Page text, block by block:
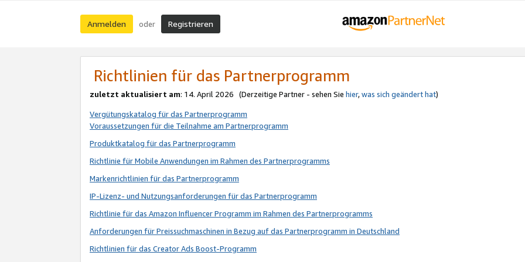
Anmelden oder Registrieren
Richtlinien für das Partnerprogramm
zuletzt aktualisiert am: 14. April 2026 (Derzeitige Partner - sehen Sie hier,was sich geändert hat)
Vergütungskatalog für das Partnerprogramm
Voraussetzungen für die Teilnahme am Partnerprogramm
Produktkatalog für das Partnerprogramm
Richtlinie für Mobile Anwendungen im Rahmen des Partnerprogramms
Markenrichtlinien für das Partnerprogramm
IP-Lizenz- und Nutzungsanforderungen für das Partnerprogramm
Richtlinie für das Amazon Influencer Programm im Rahmen des Partnerprogramms
Anforderungen für Preissuchmaschinen in Bezug auf das Partnerprogramm in Deutschland
Richtlinien für das Creator Ads Boost-Programm